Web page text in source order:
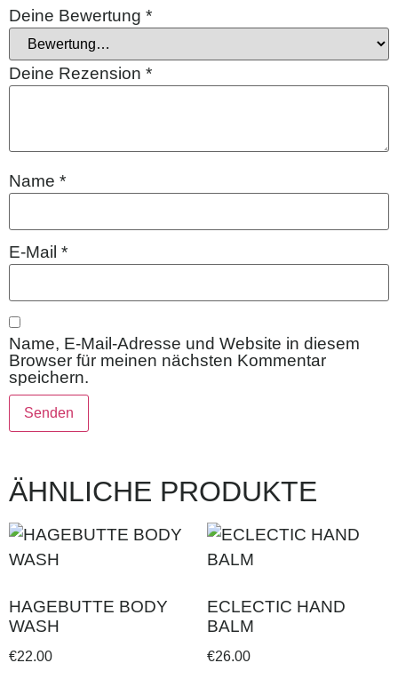
Deine Bewertung *
Deine Rezension *
Name *
E-Mail *
Name, E-Mail-Adresse und Website in diesem
Browser für meinen nächsten Kommentar
speichern.
ÄHNLICHE PRODUKTE
HAGEBUTTE BODY
WASH
€22.00
ECLECTIC HAND
BALM
€26.00